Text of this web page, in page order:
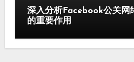
深入分析Facebook公关网
的重要作用